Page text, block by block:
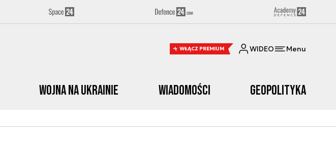
WŁĄCZ PREMIUM WIDEO Menu
Wojna na Ukrainie Wiadomości Geopolityka